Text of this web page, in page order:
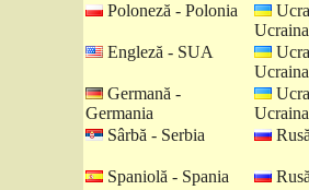
Poloneză - Polonia
Ucraina
Engleză - SUA
Ucraina
Germană -
Germania
Ucraina
Sârbă - Serbia
Spaniolă - Spania